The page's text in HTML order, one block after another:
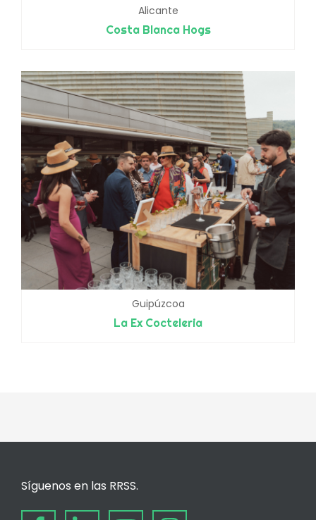
Alicante
Costa Blanca Hogs
Guipúzcoa
La Ex Cocteleria
Síguenos en las RRSS.